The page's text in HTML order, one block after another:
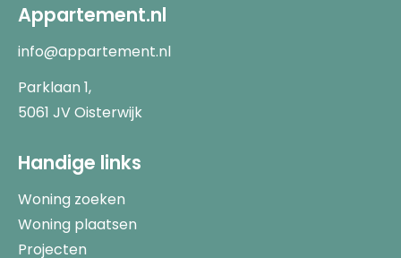
Appartement.nl
info@appartement.nl
Parklaan 1,
5061 JV Oisterwijk
Handige links
Woning zoeken
Woning plaatsen
Projecten